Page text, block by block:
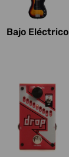
Bajo Eléctrico